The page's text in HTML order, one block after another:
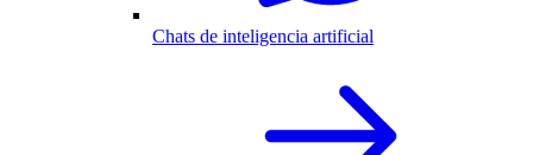
Chats de inteligencia artificial